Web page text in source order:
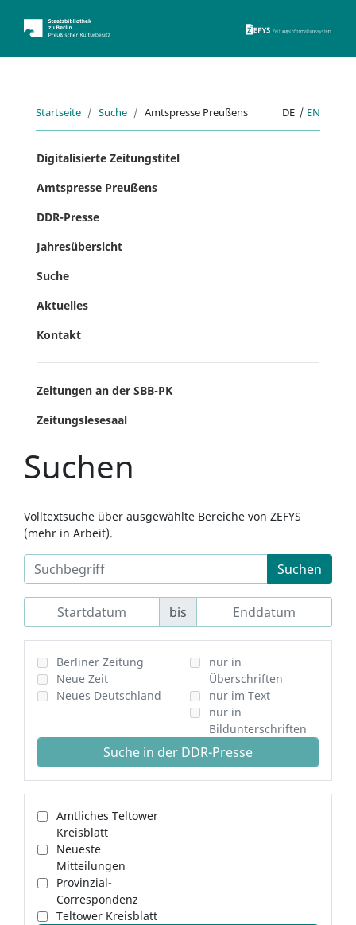
Startseite Suche Amtspresse Preußens DE | EN
Digitalisierte Zeitungstitel
Amtspresse Preußens
DDR-Presse
Jahresübersicht
Suche
Aktuelles
Kontakt
Zeitungen an der SBB-PK
Zeitungslesesaal
Suchen
Volltextsuche über ausgewählte Bereiche von ZEFYS
(mehr in Arbeit).
Suchen
bis
Berliner Zeitung
Neue Zeit
Neues Deutschland
nur in
Überschriften
nur im Text
nur in
Bildunterschriften
Suche in der DDR-Presse
Amtliches Teltower
Kreisblatt
Neueste
Mitteilungen
Provinzial-
Correspondenz
Teltower Kreisblatt